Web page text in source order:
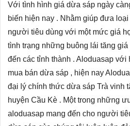
Với tình hình giá dừa sáp ngày
biến hiện nay . Nhằm giúp đưa
người tiêu dùng với một mức giá
tình trạng những buông lái tăng
đến các tỉnh thành . Aloduasap với
mua bán dừa sáp , hiện nay
đại lý chính thức dừa sáp Trà vinh
huyện Cầu Kè . Một trong những
aloduasap mang đến cho người